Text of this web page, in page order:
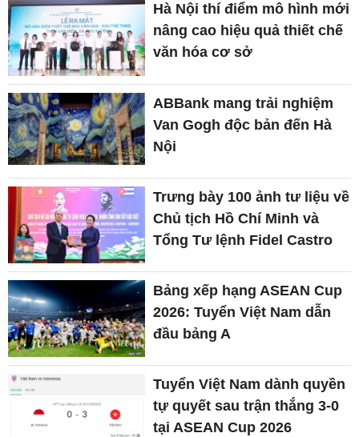
Hà Nội thí điểm mô hình mới
nâng cao hiệu quả thiết chế
văn hóa cơ sở
ABBank mang trải nghiệm
Van Gogh độc bản đến Hà
Nội
Trưng bày 100 ảnh tư liệu về
Chủ tịch Hồ Chí Minh và
Tổng Tư lệnh Fidel Castro
Bảng xếp hạng ASEAN Cup
2026: Tuyển Việt Nam dẫn
đầu bảng A
Tuyển Việt Nam dành quyền
tự quyết sau trận thắng 3-0
tại ASEAN Cup 2026